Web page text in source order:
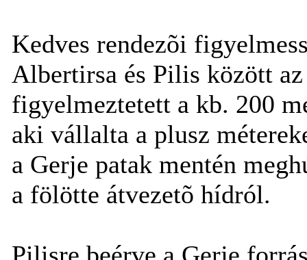
Kedves rendezõi
Albertirsa és Pilis között
figyelmeztetett a kb. 200
aki vállalta a plusz
a Gerje patak mentén
a fölötte átvezetõ hídról.